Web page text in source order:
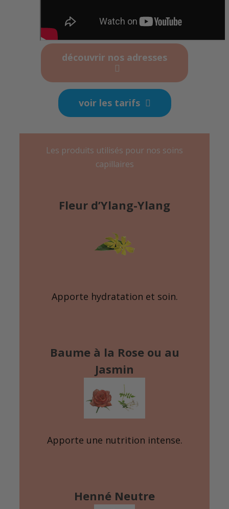
découvrir nos adresses
voir les tarifs
Les produits utilisés pour nos soins
capillaires
Fleur d’Ylang-Ylang
Apporte hydratation et soin.
Baume à la Rose ou au
Jasmin
Apporte une nutrition intense.
Henné Neutre